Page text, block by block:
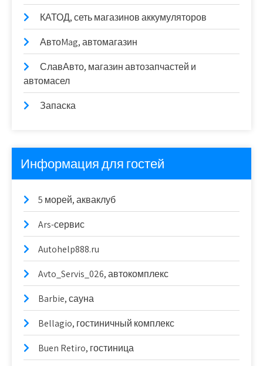
КАТОД, сеть магазинов аккумуляторов
АвтоMag, автомагазин
СлавАвто, магазин автозапчастей и
автомасел
Запаска
Информация для гостей
5 морей, акваклуб
Ars-сервис
Autohelp888.ru
Avto_Servis_026, автокомплекс
Barbie, сауна
Bellagio, гостиничный комплекс
Buen Retiro, гостиница